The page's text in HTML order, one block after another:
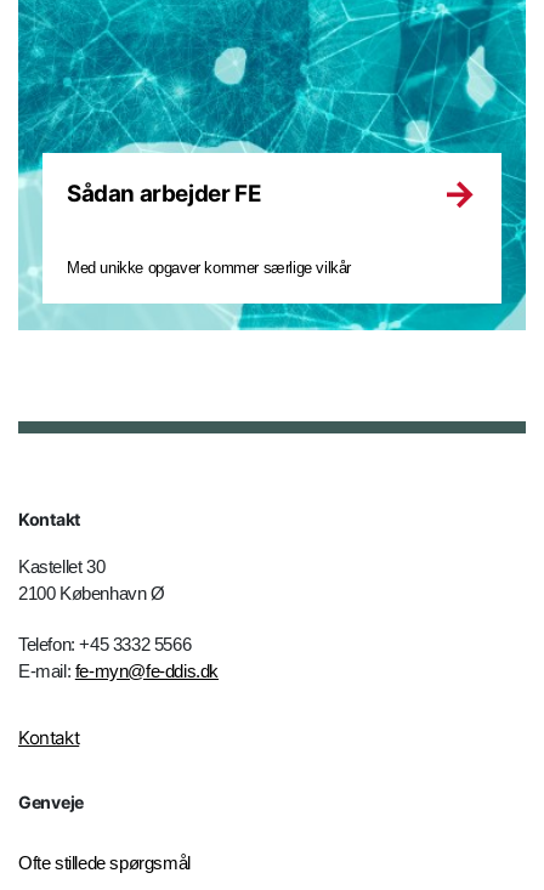
Sådan arbejder FE
Med unikke opgaver kommer særlige vilkår
Kontakt
Kastellet 30
2100 København Ø
Telefon: +45 3332 5566
E-mail: fe-myn@fe-ddis.dk
Kontakt
Genveje
Ofte stillede spørgsmål